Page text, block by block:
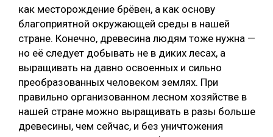
как месторождение брёвен, а как основу
благоприятной окружающей среды в нашей
стране. Конечно, древесина людям тоже нужна —
но её следует добывать не в диких лесах, а
выращивать на давно освоенных и сильно
преобразованных человеком землях. При
правильно организованном лесном хозяйстве в
нашей стране можно выращивать в разы больше
древесины, чем сейчас, и без уничтожения